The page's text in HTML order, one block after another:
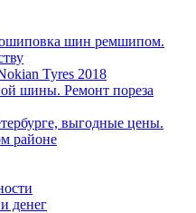
шин ремшипом.
Tyres 2018
шины. Ремонт пореза
выгодные цены.
районе
денег